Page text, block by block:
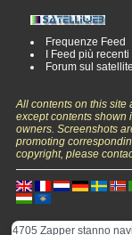
Frequenze Feed
I Feed più recenti
Forum sul
All contents on this site
except contents shown
owners. Screenshots
promoting
copyright, please
4705 Zapper stanno